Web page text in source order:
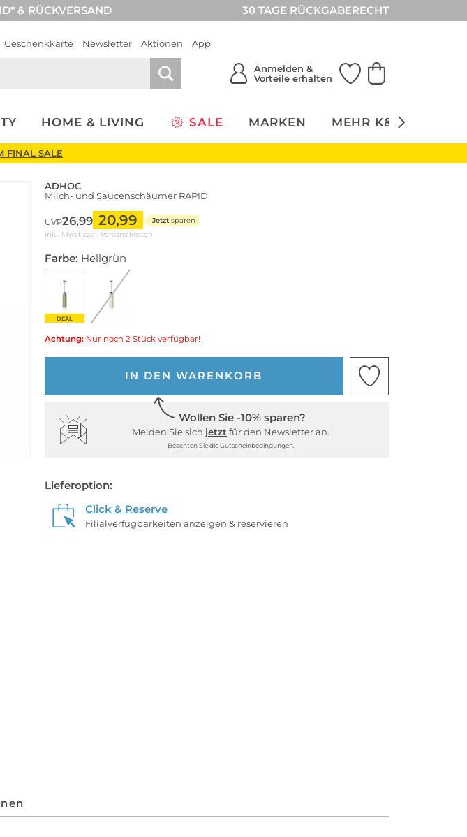
& RÜCKVERSAND 30 TAGE RÜCKGABERECHT
Geschenkkarte Newsletter Aktionen App
Anmelden &
Vorteile erhalten
HOME & LIVING SALE MARKEN MEHR K&Ö
FINAL SALE
ADHOC
Milch- und Saucenschäumer RAPID
UVP26,99 20,99 Jetzt sparen
inkl. Mwst zzgl. Versandkosten
Farbe: Hellgrün
DEAL
Achtung: Nur noch 2 Stück verfügbar!
IN DEN WARENKORB
Wollen Sie -10% sparen?
Melden Sie sich jetzt für den Newsletter an.
Beachten Sie die Gutscheinbedingungen.
Lieferoption:
Click & Reserve
Filialverfügbarkeiten anzeigen & reservieren